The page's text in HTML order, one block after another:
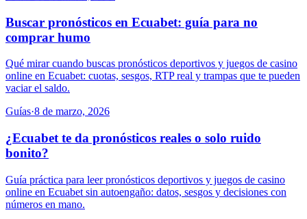
Buscar pronósticos en Ecuabet: guía para no
comprar humo
Qué mirar cuando buscas pronósticos deportivos y juegos de casino
online en Ecuabet: cuotas, sesgos, RTP real y trampas que te pueden
vaciar el saldo.
Guías·8 de marzo, 2026
¿Ecuabet te da pronósticos reales o solo ruido
bonito?
Guía práctica para leer pronósticos deportivos y juegos de casino
online en Ecuabet sin autoengaño: datos, sesgos y decisiones con
números en mano.